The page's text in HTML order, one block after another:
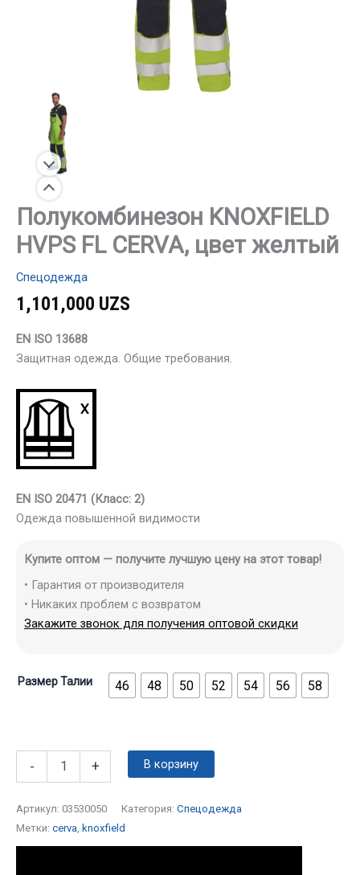
Полукомбинезон KNOXFIELD
HVPS FL CERVA, цвет желтый
Спецодежда
1,101,000 UZS
EN ISO 13688
Защитная одежда. Общие требования.
EN ISO 20471 (Класс: 2)
Одежда повышенной видимости
Купите оптом — получите лучшую цену на этот товар!
• Гарантия от производителя
• Никаких проблем с возвратом
Закажите звонок для получения оптовой скидки
Размер Талии 46 48 50 52 54 56 58
- + В корзину
Артикул: 03530050 Категория: Спецодежда
Метки: cerva, knoxfield